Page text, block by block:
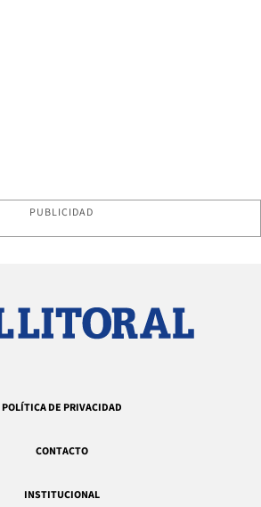
PUBLICIDAD
POLÍTICA DE PRIVACIDAD
CONTACTO
INSTITUCIONAL